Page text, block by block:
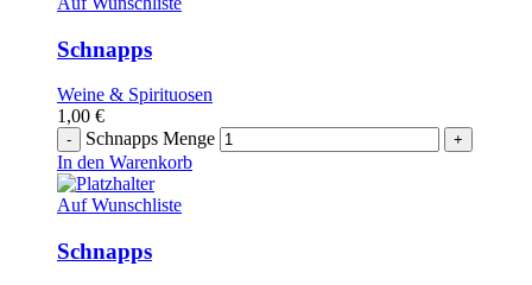
Schnapps
Weine & Spirituosen
1,00 €
Schnapps Menge
In den Warenkorb
Auf Wunschliste
Schnapps